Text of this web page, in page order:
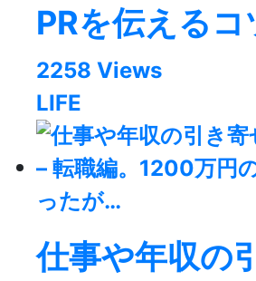
PRを伝えるコ
2258 Views
LIFE
仕事や年収の